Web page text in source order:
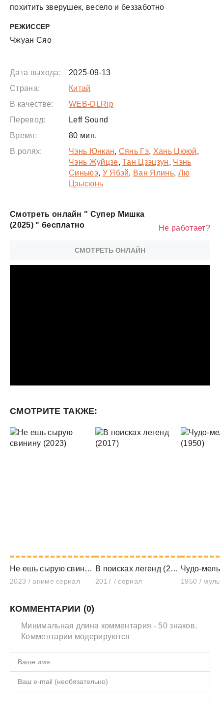
похитить зверушек, весело и беззаботно
крокодильчику, свинке, панде и остальным друзьям
придётся дать отпор жадному пирату, ведь
РЕЖИССЕР
Чжуан Сяо
Дата выхода:
2025-09-13
Страна:
Китай
В качестве:
WEB-DLRip
Перевод:
Leff Sound
Время:
80 мин.
В ролях:
Чэнь Юнкан, Сянь Гэ, Хань Цююй,
Чэнь Жуйцзе,Тан Цзэцзун, Чэнь
Синьюэ, У Ябэй, Ван Ялинь, Лю
Цзысюнь
Смотреть онлайн " Супер Мишка
(2025) " бесплатно
СМОТРЕТЬ ОНЛАЙН
Не работает?
СМОТРИТЕ ТАКЖЕ:
Не ешь сырую свинину (2023)
2023 / аниме сериал
В поисках легенд (2017)
2017 / сериал
Чудо-
1950 /
КОММЕНТАРИИ (0)
Минимальная длина комментария - 50 знаков.
Комментарии модерируются